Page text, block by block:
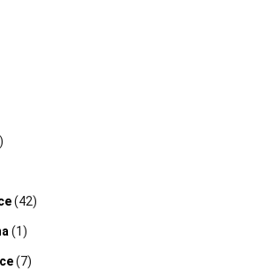
(42)
(1)
(7)